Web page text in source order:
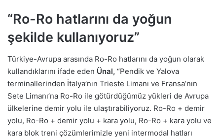
“Ro-Ro hatlarını da yoğun
şekilde kullanıyoruz”
Türkiye-Avrupa arasında Ro-Ro hatlarını da yoğun olarak
kullandıklarını ifade eden Ünal, “Pendik ve Yalova
terminallerinden İtalya’nın Trieste Limanı ve Fransa’nın
Sete Limanı’na Ro-Ro ile götürdüğümüz yükleri de Avrupa
ülkelerine demir yolu ile ulaştırabiliyoruz. Ro-Ro + demir
yolu, Ro-Ro + demir yolu + kara yolu, Ro-Ro + kara yolu ve
kara blok treni çözümlerimizle yeni intermodal hatları